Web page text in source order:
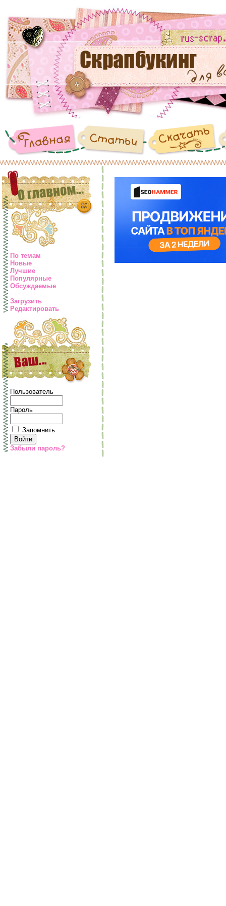
По темам
Новые
Лучшие
Популярные
Обсуждаемые
- - - - - - -
Загрузить
Редактировать
Пользователь
Пароль
Запомнить
Забыли пароль?